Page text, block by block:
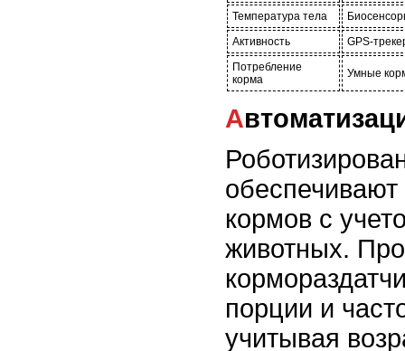
Температура тела
Активность
GPS-
Потребление
корма
Умные
кормов с
животных.
порции и
учитывая